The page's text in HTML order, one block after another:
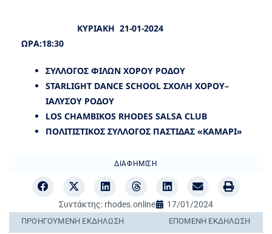
ΚΥΡΙΑΚΗ 21-01-2024
ΩΡΑ:18:30
ΣΥΛΛΟΓΟΣ ΦΙΛΩΝ ΧΟΡΟΥ ΡΟΔΟΥ
STARLIGHT DANCE SCHOOL ΣΧΟΛΗ ΧΟΡΟΥ–
ΙΑΛΥΣΟΥ ΡΟΔΟΥ
LOS CHAMBIKOS RHODES SALSA CLUB
ΠΟΛΙΤΙΣΤΙΚΟΣ ΣΥΛΛΟΓΟΣ ΠΑΣΤΙΔΑΣ «ΚΑΜΑΡΙ»
ΔΙΑΦΉΜΙΣΗ
Συντάκτης: rhodes.online 17/01/2024
ΠΡΟΗΓΟΎΜΕΝΗ ΕΚΔΉΛΩΣΗ ΕΠΌΜΕΝΗ ΕΚΔΉΛΩΣΗ